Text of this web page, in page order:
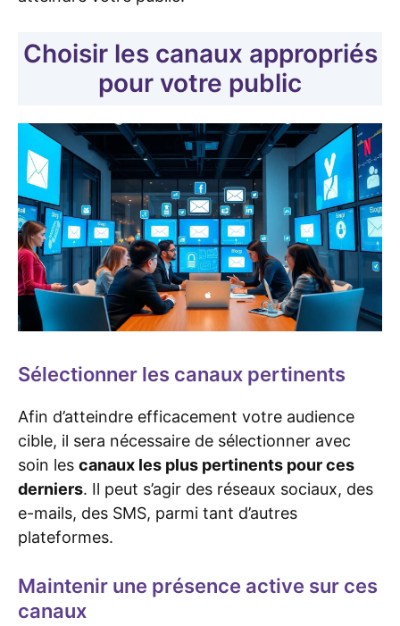
Choisir les canaux appropriés
pour votre public
Sélectionner les canaux pertinents
Afin d’atteindre efficacement votre audience
cible, il sera nécessaire de sélectionner avec
soin les canaux les plus pertinents pour ces
derniers. Il peut s’agir des réseaux sociaux, des
e-mails, des SMS, parmi tant d’autres
plateformes.
Maintenir une présence active sur ces
canaux